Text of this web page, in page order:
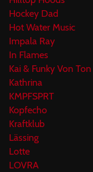
Hockey Dad
Hot Water Music
Impala Ray
In Flames
Kai & Funky Von
Kathrina
KMPFSPRT
Kopfecho
Kraftklub
Lässing
Lotte
LOVRA